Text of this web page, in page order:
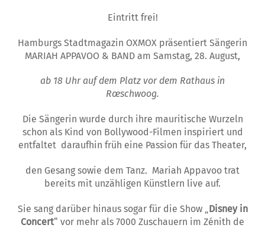
Eintritt frei!
Hamburgs Stadtmagazin OXMOX präsentiert Sängerin
MARIAH APPAVOO & BAND am Samstag, 28. August,
ab 18 Uhr auf dem Platz vor dem Rathaus in
Rœschwoog.
Die Sängerin wurde durch ihre mauritische Wurzeln
schon als Kind von Bollywood-Filmen inspiriert und
entfaltet daraufhin früh eine Passion für das Theater,
den Gesang sowie dem Tanz. Mariah Appavoo trat
bereits mit unzähligen Künstlern live auf.
Sie sang darüber hinaus sogar für die Show „ Disney in
Concert“ vor mehr als 7000 Zuschauern im Zénith de